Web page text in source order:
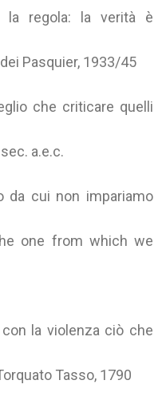
la regola: la verità è
Pasquier, 1933/45
che criticare quelli
a.e.c.
da cui non impariamo
one from which we
la violenza ciò che
Tasso, 1790